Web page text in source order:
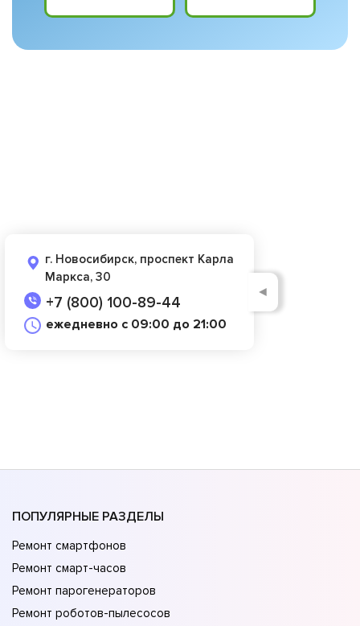
г. Новосибирск, проспект Карла
Маркса, 30
+7 (800) 100-89-44
ежедневно с 09:00 до 21:00
◄
ПОПУЛЯРНЫЕ РАЗДЕЛЫ
Ремонт смартфонов
Ремонт смарт-часов
Ремонт парогенераторов
Ремонт роботов-пылесосов